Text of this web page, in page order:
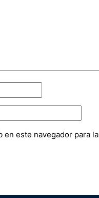
este navegador para